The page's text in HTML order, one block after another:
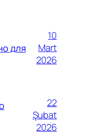
для
10
Mart
2026
22
Şubat
2026